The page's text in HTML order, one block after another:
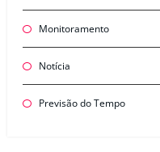
Monitoramento
Notícia
Previsão do Tempo